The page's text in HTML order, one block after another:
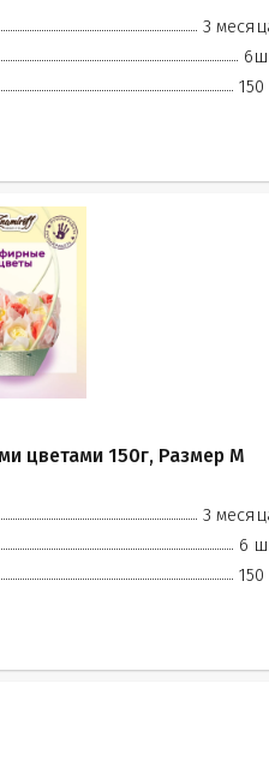
3
150
цветами 150г, Размер М
3
6
150